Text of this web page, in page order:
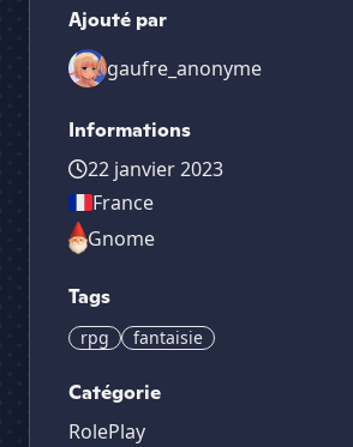
Ajouté par
gaufre_anonyme
Informations
22 janvier 2023
France
Gnome
Tags
rpg fantaisie
Catégorie
RolePlay